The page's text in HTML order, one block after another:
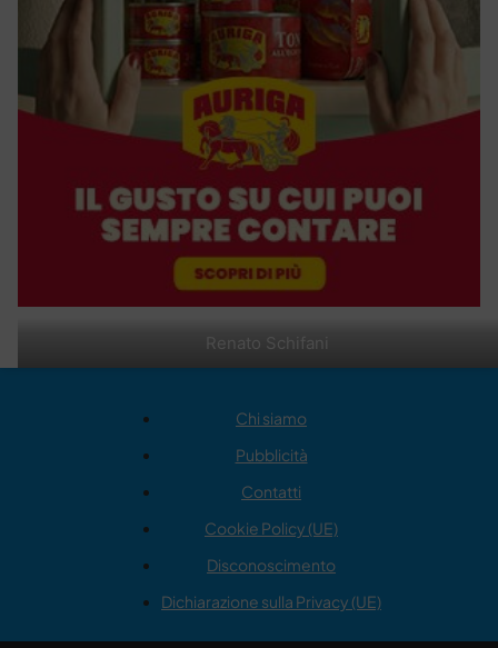
Renato Schifani
Chi siamo
Pubblicità
Contatti
Cookie Policy (UE)
Disconoscimento
Dichiarazione sulla Privacy (UE)